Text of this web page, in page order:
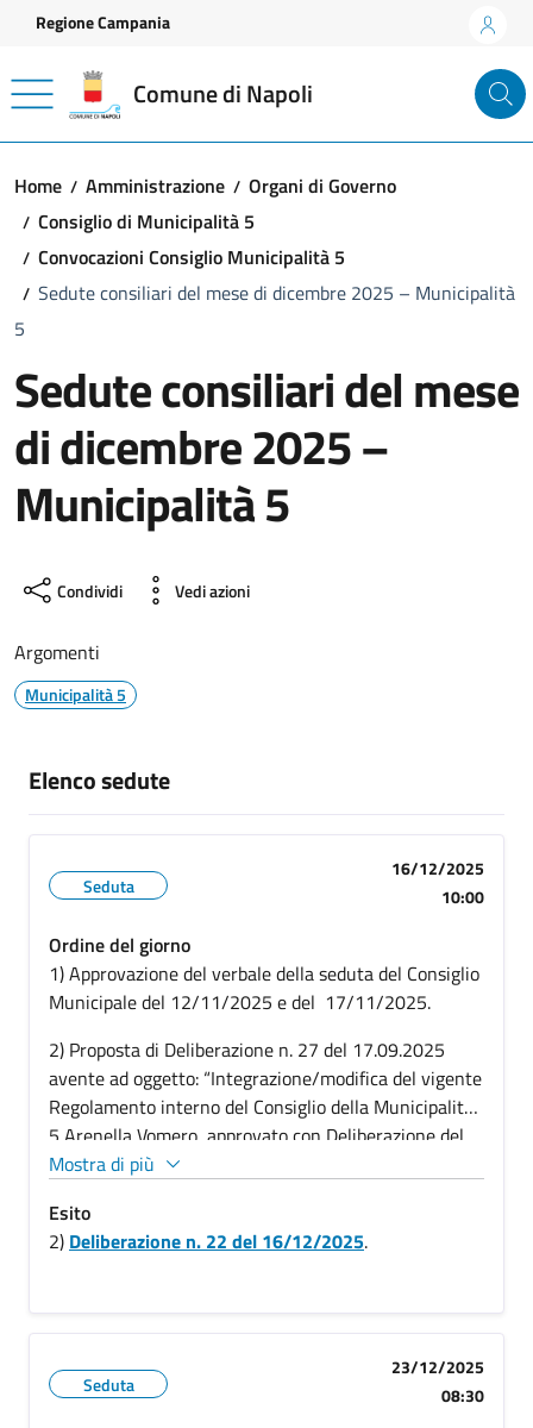
Vai ai contenuti
Vai al footer
Regione Campania
Comune di Napoli
Home Amministrazione
Organi di Governo
Consiglio di Municipalità 5
Convocazioni Consiglio Municipalità 5
Sedute consiliari del mese di dicembre 2025 – Municipalità
5
Sedute consiliari del mese
di dicembre 2025 –
Municipalità 5
Condividi Vedi azioni
Argomenti
Municipalità 5
Elenco sedute
Seduta
16/12/2025
10:00
Ordine del giorno
1) Approvazione del verbale della seduta del Consiglio
Municipale del 12/11/2025 e del 17/11/2025.
2) Proposta di Deliberazione n. 27 del 17.09.2025
avente ad oggetto: “Integrazione/modifica del vigente
Regolamento interno del Consiglio della Municipalità
5 Arenella Vomero, approvato con Deliberazione del
Consiglio Municipale n. 2 del 01/03/2007, in
267/2000 e ss.mm.ii.”.
Mostra di più
Esito
2) Deliberazione n. 22 del 16/12/2025.
Seduta
23/12/2025
08:30